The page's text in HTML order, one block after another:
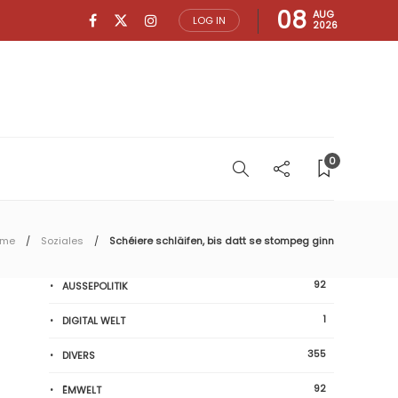
LOG IN 08 AUG
2026
0
Soziales Schéiere schläifen, bis datt se stompeg ginn
AUSSEPOLITIK 92
DIGITAL WELT 1
DIVERS 355
ËMWELT 92